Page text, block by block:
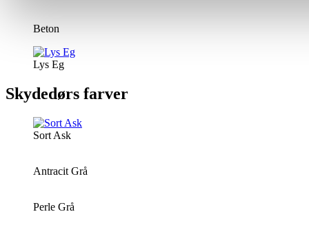
Beton
Lys Eg
Skydedørs farver
Sort Ask
Antracit Grå
Perle Grå